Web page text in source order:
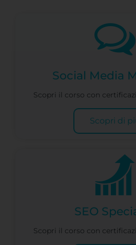
Social Media
Scopri il corso con
Scopri di
SEO
Scopri il corso con